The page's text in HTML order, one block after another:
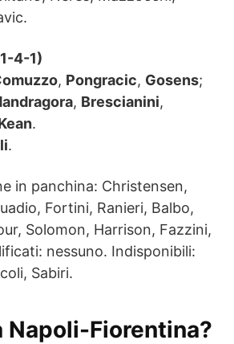
4-1)
, Pongracic, Gosens;
, Brescianini,
.
.
in panchina: Christensen,
Fortini, Ranieri, Balbo,
Solomon, Harrison, Fazzini,
nessuno. Indisponibili:
Sabiri.
Napoli-Fiorentina?